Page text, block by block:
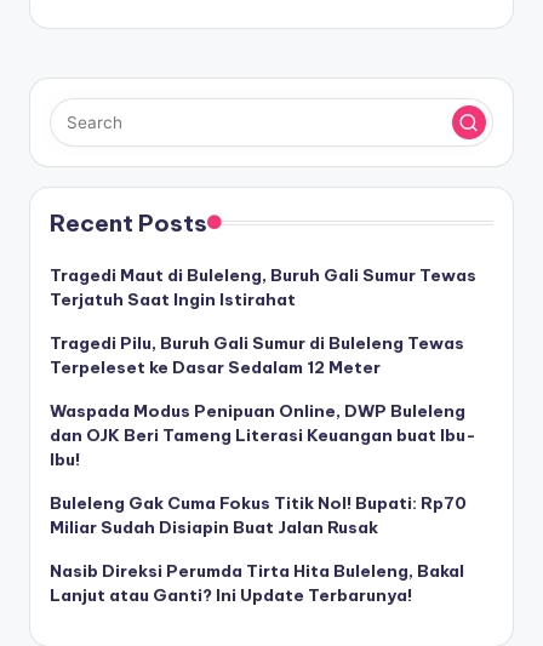
Recent Posts
Tragedi Maut di Buleleng, Buruh Gali Sumur Tewas
Terjatuh Saat Ingin Istirahat
Tragedi Pilu, Buruh Gali Sumur di Buleleng Tewas
Terpeleset ke Dasar Sedalam 12 Meter
Waspada Modus Penipuan Online, DWP Buleleng
dan OJK Beri Tameng Literasi Keuangan buat Ibu-
Ibu!
Buleleng Gak Cuma Fokus Titik Nol! Bupati: Rp70
Miliar Sudah Disiapin Buat Jalan Rusak
Nasib Direksi Perumda Tirta Hita Buleleng, Bakal
Lanjut atau Ganti? Ini Update Terbarunya!